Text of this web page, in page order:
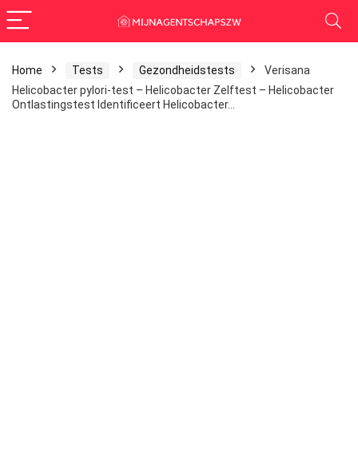
Home Tests Gezondheidstests
Verisana
Helicobacter pylori-test – Helicobacter Zelftest – Helicobacter
Ontlastingstest Identificeert Helicobacter…